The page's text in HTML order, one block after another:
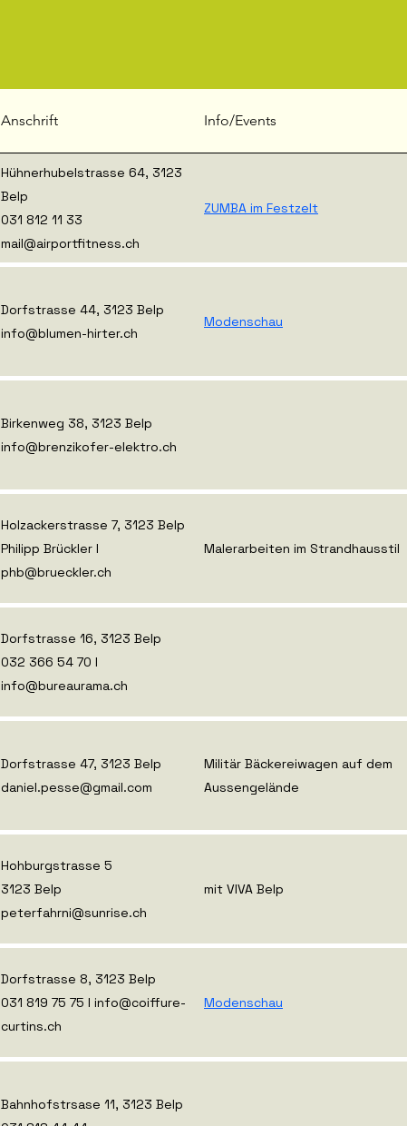
Anschrift Info/Events
Hühnerhubelstrasse 64, 3123
Belp
031 812 11 33
mail@airportfitness.ch
ZUMBA im Festzelt
Dorfstrasse 44, 3123 Belp
info@blumen-hirter.ch
Modenschau
Birkenweg 38, 3123 Belp
info@brenzikofer-elektro.ch
Holzackerstrasse 7, 3123 Belp
Philipp Brückler I
phb@brueckler.ch
Malerarbeiten im Strandhausstil
Dorfstrasse 16, 3123 Belp
032 366 54 70 I
info@bureaurama.ch
Dorfstrasse 47, 3123 Belp
daniel.pesse@gmail.com
Militär Bäckereiwagen auf dem
Aussengelände
Hohburgstrasse 5
3123 Belp
peterfahrni@sunrise.ch
mit VIVA Belp
Dorfstrasse 8, 3123 Belp
031 819 75 75 I info@coiffure-
curtins.ch
Modenschau
Bahnhofstrsase 11, 3123 Belp